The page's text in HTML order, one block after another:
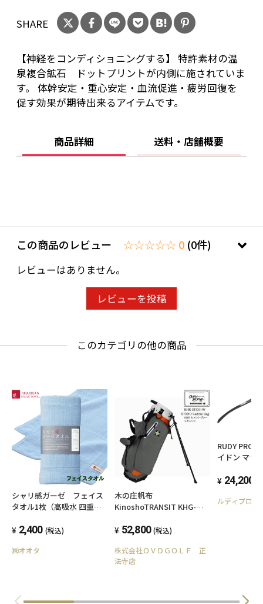
●疲労回復、筋肉痛の軽減、解消が期待できま
す。
お肌に異常があるときや、お肌に合わない場合
SHARE
【神経をコンディショニングする】 特許素材の温
泉複合鉱石 ドットプリントが内側に施されていま
す。 体幹安定・重心安定・血流促進・疲労回復を
促す効果が期待出来るアイテムです。
商品詳細 送料・店舗概要
この商品のレビュー ☆☆☆☆☆ 0 (0件)
レビューはありません。
レビューを投稿
このカテゴリの他の商品
シャリ感ガーゼ フェイス
タオル1枚（高吸水 四重織
2,400 (税込)
㈱オオタ
木の庄帆布
KinoshoTRANSIT KHG-
ディバッグ 2023年モデル
ンジ
52,800 (税込)
株式会社ＯＶＤＧＯＬＦ 正
法寺店
RUDY
イドン マッ
ズ24,200
ルディプロジ